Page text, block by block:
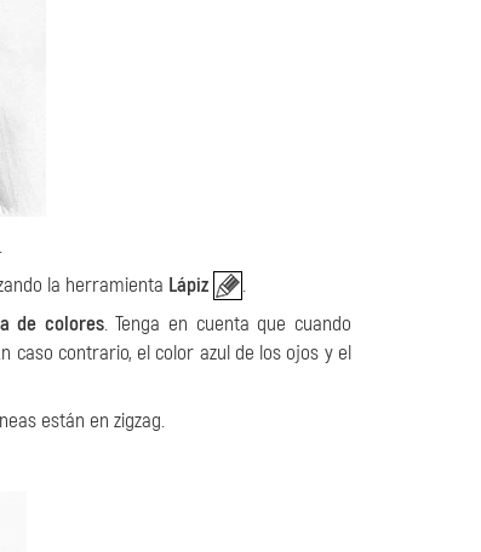
.
la herramienta Lápiz
.
de colores. Tenga en cuenta que cuando
caso contrario, el color azul de los ojos y el
están en zigzag.